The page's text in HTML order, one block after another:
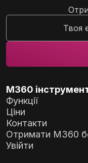
M360
Функції
Ціни
Контакти
Отримати M360
Увійти